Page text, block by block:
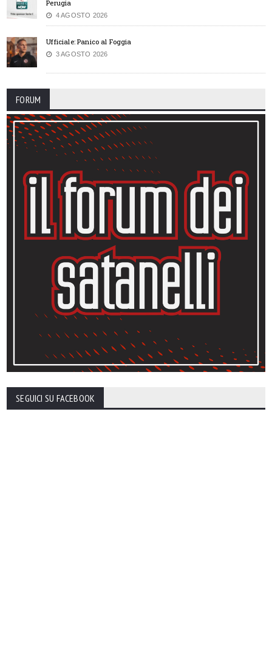
Perugia
4 AGOSTO 2026
Ufficiale: Panico al Foggia
3 AGOSTO 2026
FORUM
SEGUICI SU FACEBOOK